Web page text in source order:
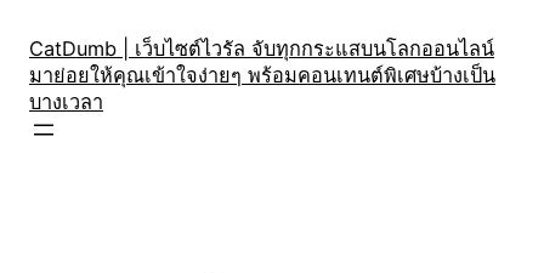
content
CatDumb | เว็บไซต์ไวรัล จับทุกกระแสบนโลกออนไลน์
มาย่อยให้คุณเข้าใจง่ายๆ พร้อมคอนเทนต์พิเศษบ้างเป็น
บางเวลา